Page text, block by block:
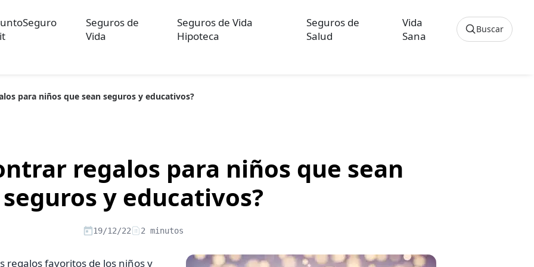
Seguros de
Vida
Seguros de Vida
Hipoteca
Seguros de
Salud
Vida
Sana
Buscar
para niños que sean seguros y educativos?
regalos para niños que sean
seguros y educativos?
19/12/22 2 minutos
regalos favoritos de los niños y